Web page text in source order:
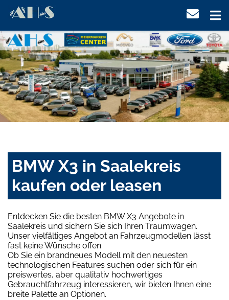
BMW X3 in Saalekreis
kaufen oder leasen
Entdecken Sie die besten BMW X3 Angebote in
Saalekreis und sichern Sie sich Ihren Traumwagen.
Unser vielfältiges Angebot an Fahrzeugmodellen lässt
fast keine Wünsche offen.
Ob Sie ein brandneues Modell mit den neuesten
technologischen Features suchen oder sich für ein
preiswertes, aber qualitativ hochwertiges
Gebrauchtfahrzeug interessieren, wir bieten Ihnen eine
breite Palette an Optionen.